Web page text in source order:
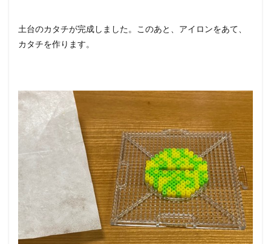
土台のカタチが完成しました。このあと、アイロンをあて、
カタチを作ります。